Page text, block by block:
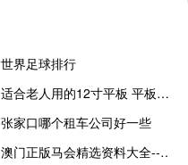
世界足球排行
适合老人用的12寸平板 平板电脑全新超薄12寸
张家口哪个租车公司好一些
澳门正版马会精选资料大全--一句引发热议--iPhone版v39.34.83